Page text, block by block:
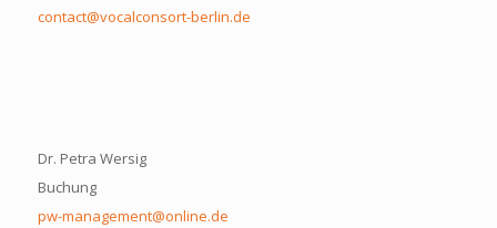
contact@vocalconsort-berlin.de
Dr. Petra Wersig
Buchung
pw-management@online.de